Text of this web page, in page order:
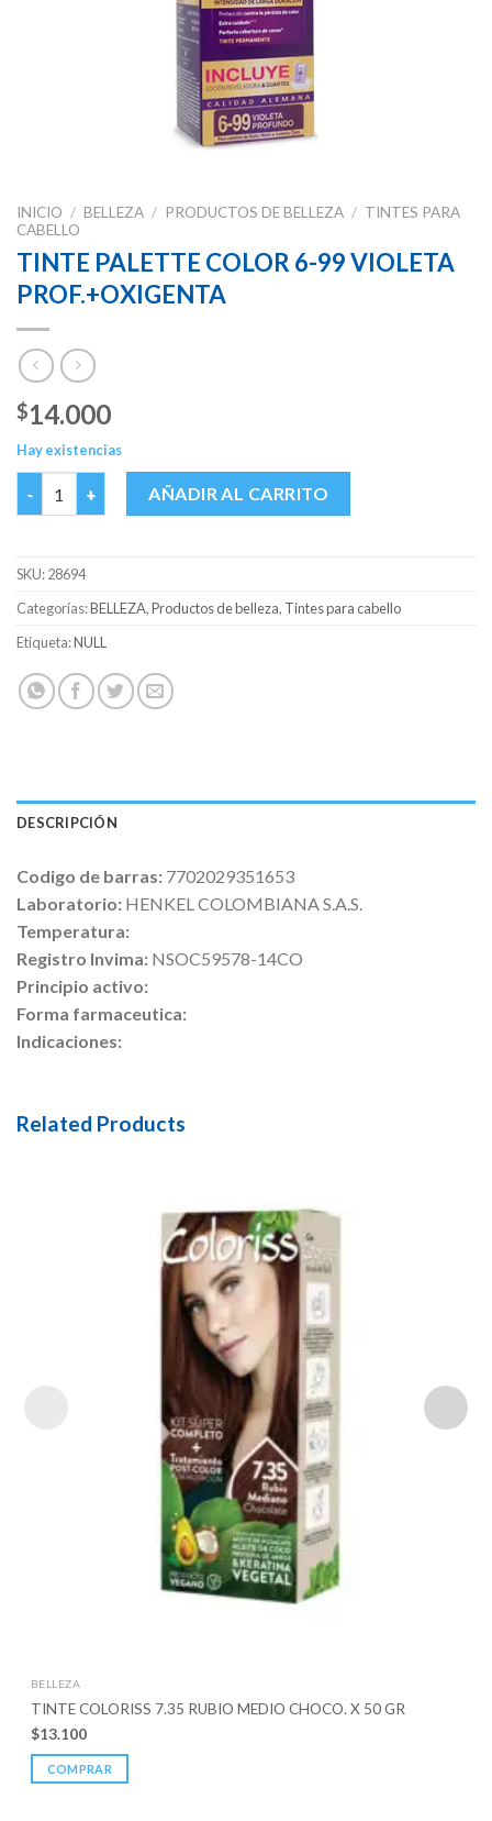
INICIO / BELLEZA / PRODUCTOS DE BELLEZA / TINTES PARA
CABELLO
TINTE PALETTE COLOR 6-99 VIOLETA
PROF.+OXIGENTA
$14.000
Hay existencias
TINTE PALETTE COLOR 6-99 VIOLETA PROF.+OXIGENTA
AÑADIR AL CARRITO
SKU:28694
Categorías:BELLEZA,Productos de belleza, Tintes para cabello
Etiqueta:NULL
DESCRIPCIÓN
Codigo de barras: 7702029351653
Laboratorio: HENKEL COLOMBIANA S.A.S.
Temperatura:
Registro Invima: NSOC59578-14CO
Principio activo:
Forma farmaceutica:
Indicaciones:
Related Products
BELLEZA
TINTE COLORISS 7.35 RUBIO MEDIO CHOCO. X 50 GR
$13.100
COMPRAR